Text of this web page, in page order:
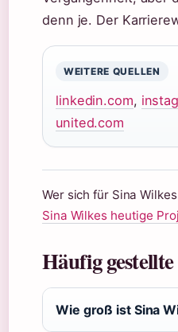
denn je. Der
WEITERE QUELLEN
linkedin.com,
united.com
Wer sich für Sina
Sina Wilkes heutige
Häufig
Wie groß ist Sina